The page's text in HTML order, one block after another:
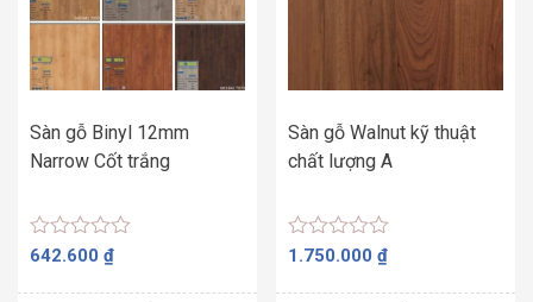
Sàn gỗ Binyl 12mm
Narrow Cốt trắng
Được
hạng
642.600 ₫
Sàn gỗ Walnut kỹ thuật
chất lượng A
Được
hạng
1.750.000₫